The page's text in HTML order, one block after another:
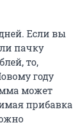
Если вы
пачку
то,
году
может
прибавка